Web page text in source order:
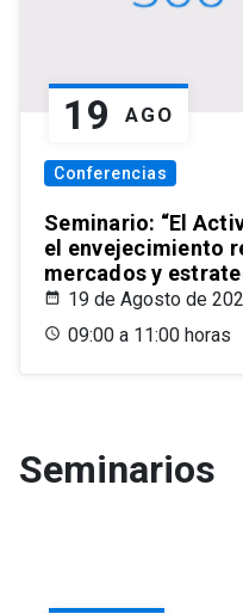
19 AGO
Conferencias
Seminario: “El
el envejecimiento
mercados y
19 de Agosto de
09:00 a 11:00 horas
Seminarios